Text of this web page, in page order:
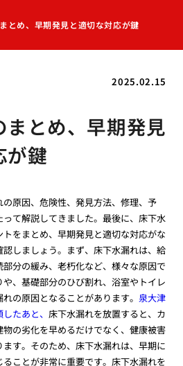
とめ、早期発見と適切な対応が鍵
2025.02.15
とめ、早期発見
が鍵
原因、危険性、発見方法、修理、予
て解説してきました。最後に、床下水
をまとめ、早期発見と適切な対応がな
しましょう。まず、床下水漏れは、給
分の緩み、老朽化など、様々な原因で
、基礎部分のひび割れ、浴室やトイレ
の原因となることがあります。泉大津
したあと、床下水漏れを放置すると、カ
の劣化を早めるだけでなく、健康被害
す。そのため、床下水漏れは、早期に
ことが非常に重要です。床下水漏れを